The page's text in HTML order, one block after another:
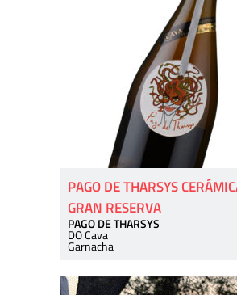
PAGO DE THARSYS
GRAN RESERVA
PAGO DE THARSYS
DO Cava
Garnacha